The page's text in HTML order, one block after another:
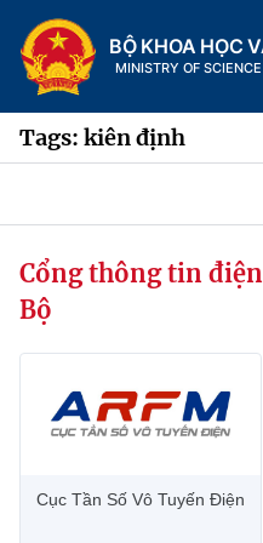
BỘ KHOA HỌC
MINISTRY OF
Trang chủ
Chức năng nhiệm vụ
Tin tức sự kiện
Hệ thống văn bản
Tags: kiên định
Cổng thông tin
Bộ
Cục Tần Số Vô Tuyến Điện